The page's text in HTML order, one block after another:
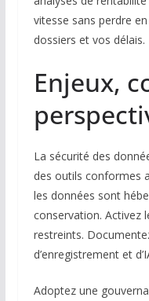
vitesse sans perdre
dossiers et vos délais.
Enjeux,
La sécurité des
des outils conformes
les données sont
conservation. Activez
restreints.
d’enregistrement et
Adoptez une